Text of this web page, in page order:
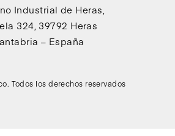
Industrial de Heras,
324, 39792 Heras
– España
Todos los derechos reservados